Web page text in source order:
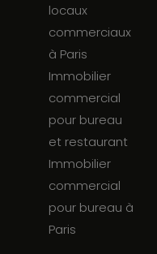
locaux
commerciaux
à Paris
Immobilier
commercial
pour bureau
et restaurant
Immobilier
commercial
pour bureau à
Paris